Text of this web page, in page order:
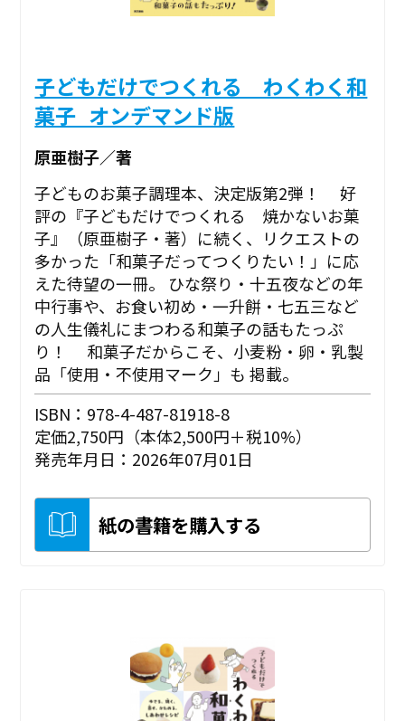
子どもだけでつくれる わくわく和
菓子_オンデマンド版
原亜樹子／著
子どものお菓子調理本、決定版第2弾！ 好
評の『子どもだけでつくれる 焼かないお菓
子』（原亜樹子・著）に続く、リクエストの
多かった「和菓子だってつくりたい！」に応
えた待望の一冊。 ひな祭り・十五夜などの年
中行事や、お食い初め・一升餅・七五三など
の人生儀礼にまつわる和菓子の話もたっぷ
り！ 和菓子だからこそ、小麦粉・卵・乳製
品「使用・不使用マーク」も 掲載。
ISBN：978-4-487-81918-8
定価2,750円（本体2,500円＋税10%）
発売年月日：2026年07月01日
紙の書籍を購入する